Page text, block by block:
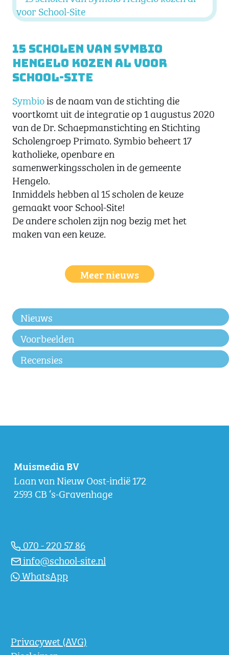
15 scholen van Symbio
Hengelo kozen al voor
School-Site
Symbiois de naam van de stichting die
voortkomt uit de integratie op 1 augustus 2020
van de Dr. Schaepmanstichting en Stichting
Scholengroep Primato. Symbio beheert 17
katholieke, openbare en
samenwerkingsscholen in de gemeente
Hengelo.
Inmiddels hebben al 15 scholen de keuze
gemaakt voor School-Site!
De andere scholen zijn nog bezig met het
maken van een keuze.
Meer nieuws
Nieuws
Voorbeelden
Recensies
Muismedia BV
Laan van Nieuw Oost-indië 172
2593 CB ‘s-Gravenhage
070 - 220 57 86
info@school-site.nl
WhatsApp
Privacywet (AVG)